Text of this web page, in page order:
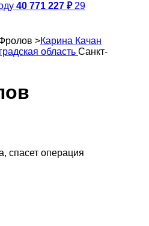
40 771 227 ₽ 29
>Карина Качан
область Санкт-
спасет операция